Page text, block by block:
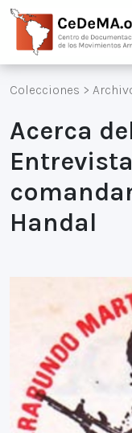
Colecciones >
Acerca
Handal